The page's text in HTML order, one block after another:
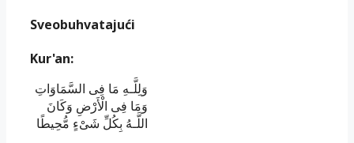
Sveobuhvatajući
Kur'an:
وَلِلَّـهِ مَا فِى السَّمَاوَاتِ
وَمَا فِى الْأَرْ‌ضِ وَكَانَ
اللَّـهُ بِكُلِّ شَىْءٍ مُّحِيطًا